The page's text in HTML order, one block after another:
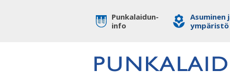
Punkalaidun-
info
Asuminen
ympäristö